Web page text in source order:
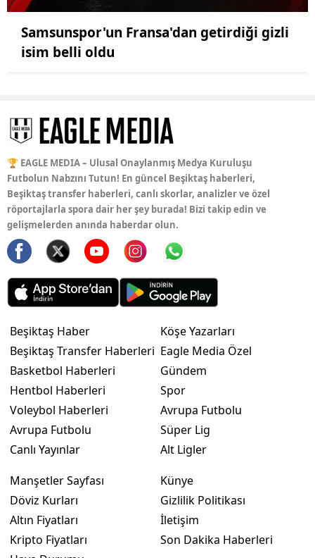
Samsunspor'un Fransa'dan getirdiği gizli
isim belli oldu
🏆 EAGLE MEDIA – Ulusal Onaylanmış Medya Kuruluşu
Futbolun Nabzını Tutun! En güncel Beşiktaş haberleri,
Beşiktaş transfer haberleri, canlı skorlar, analizler ve özel
röportajlarla spora dair her şey burada! Bizi takip edin ve
gelişmelerden anında haberdar olun.
Beşiktaş Haber
Beşiktaş Transfer Haberleri
Basketbol Haberleri
Hentbol Haberleri
Voleybol Haberleri
Avrupa Futbolu
Canlı Yayınlar
Köşe Yazarları
Eagle Media Özel
Gündem
Spor
Avrupa Futbolu
Süper Lig
Alt Ligler
Manşetler Sayfası
Döviz Kurları
Altın Fiyatları
Kripto Fiyatları
Künye
Gizlilik Politikası
İletişim
Son Dakika Haberleri